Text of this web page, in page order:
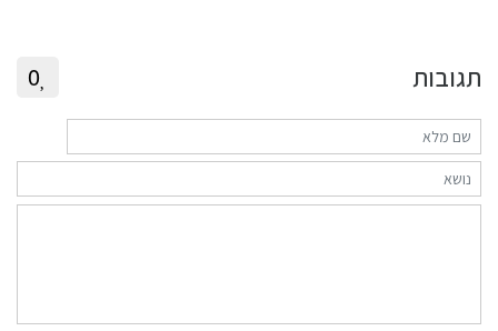
תגובות 0